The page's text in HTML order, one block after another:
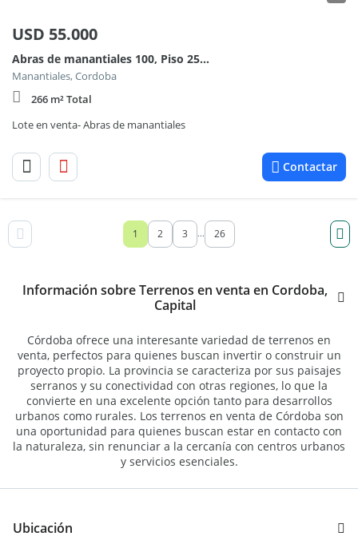
USD 55.000
Abras de manantiales 100, Piso 25 10
Manantiales, Cordoba
266 m² Total
Lote en venta- Abras de manantiales
Contactar
1 2 3 ... 26
Información sobre Terrenos en venta en Cordoba,
Capital
Córdoba ofrece una interesante variedad de terrenos en
venta, perfectos para quienes buscan invertir o construir un
proyecto propio. La provincia se caracteriza por sus paisajes
serranos y su conectividad con otras regiones, lo que la
convierte en una excelente opción tanto para desarrollos
urbanos como rurales. Los terrenos en venta de Córdoba son
una oportunidad para quienes buscan estar en contacto con
la naturaleza, sin renunciar a la cercanía con centros urbanos
y servicios esenciales.
Ubicación